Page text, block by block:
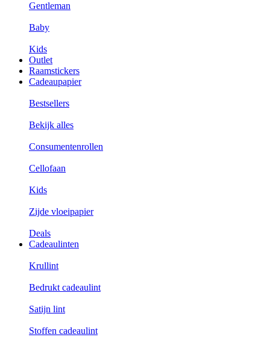
Gentleman
Baby
Kids
Outlet
Raamstickers
Cadeaupapier
Bestsellers
Bekijk alles
Consumentenrollen
Cellofaan
Kids
Zijde vloeipapier
Deals
Cadeaulinten
Krullint
Bedrukt cadeaulint
Satijn lint
Stoffen cadeaulint